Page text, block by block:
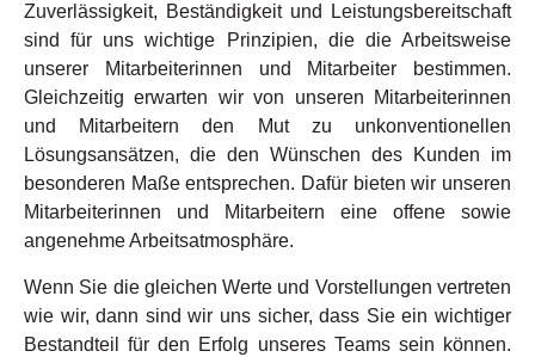
Zuverlässigkeit, Beständigkeit und Leistungsbereitschaft
sind für uns wichtige Prinzipien, die die Arbeitsweise
unserer Mitarbeiterinnen und Mitarbeiter bestimmen.
Gleichzeitig erwarten wir von unseren Mitarbeiterinnen
und Mitarbeitern den Mut zu unkonventionellen
Lösungsansätzen, die den Wünschen des Kunden im
besonderen Maße entsprechen. Dafür bieten wir unseren
Mitarbeiterinnen und Mitarbeitern eine offene sowie
angenehme Arbeitsatmosphäre.
Wenn Sie die gleichen Werte und Vorstellungen vertreten
wie wir, dann sind wir uns sicher, dass Sie ein wichtiger
Bestandteil für den Erfolg unseres Teams sein können.